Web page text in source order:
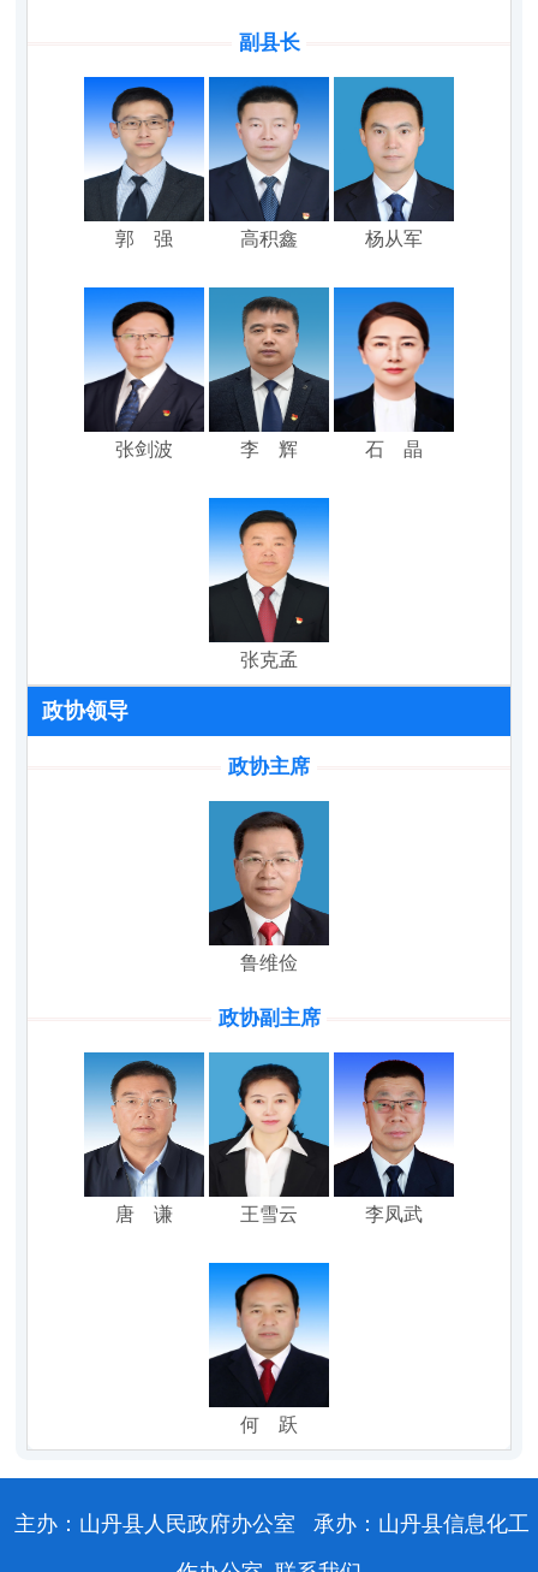
副县长
郭 强 高积鑫 杨从军
张剑波 李 辉 石 晶
张克孟
政协领导
政协主席
鲁维俭
政协副主席
唐 谦 王雪云 李凤武
何 跃
主办：山丹县人民政府办公室
承办：山丹县信息化工